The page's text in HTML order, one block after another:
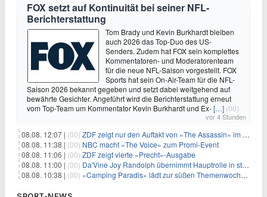
FOX setzt auf Kontinuität bei seiner NFL-
Berichterstattung
Tom Brady und Kevin Burkhardt bleiben
auch 2026 das Top-Duo des US-
Senders. Zudem hat FOX sein komplettes
Kommentatoren- und Moderatorenteam
für die neue NFL-Saison vorgestellt. FOX
Sports hat sein On-Air-Team für die NFL-
Saison 2026 bekannt gegeben und setzt dabei weitgehend auf
bewährte Gesichter. Angeführt wird die Berichterstattung erneut
vom Top-Team um Kommentator Kevin Burkhardt und Ex-[…] (00)
vor 4 Stunden
08.08. 12:07 | (00) ZDF zeigt nur den Auftakt von «The Assassin» im Fernsehen
08.08. 11:38 | (00) NBC macht «The Voice» zum Promi-Event
08.08. 11:06 | (00) ZDF zeigt vierte «Precht»-Ausgabe
08.08. 11:00 | (00) Da'Vine Joy Randolph übernimmt Hauptrolle in starbesetzter schwarzer Komödie
08.08. 10:38 | (00) «Camping Paradis» lädt zur süßen Themenwoche ein